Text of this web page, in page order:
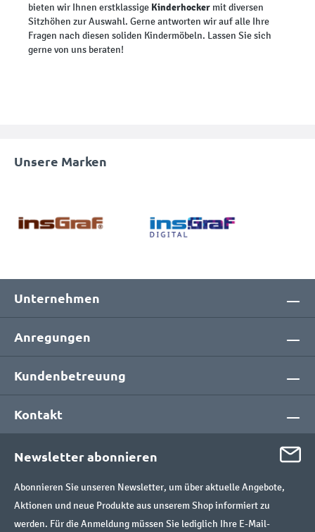
bieten wir Ihnen erstklassige Kinderhocker mit diversen
Sitzhöhen zur Auswahl. Gerne antworten wir auf alle Ihre
Fragen nach diesen soliden Kindermöbeln. Lassen Sie sich
gerne von uns beraten!
Unsere Marken
Unternehmen
Anregungen
Kundenbetreuung
Kontakt
Newsletter abonnieren
Abonnieren Sie unseren Newsletter, um über aktuelle Angebote,
Aktionen und neue Produkte aus unserem Shop informiert zu
werden. Für die Anmeldung müssen Sie lediglich Ihre E-Mail-